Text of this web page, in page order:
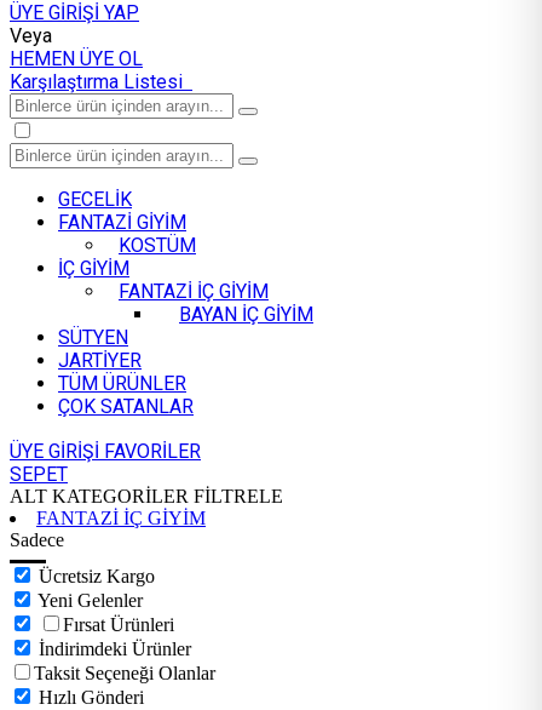
ÜYE GİRİŞİ YAP
Veya
HEMEN ÜYE OL
Karşılaştırma Listesi
GECELİK
FANTAZİ GİYİM
KOSTÜM
İÇ GİYİM
FANTAZİ İÇ GİYİM
BAYAN İÇ GİYİM
SÜTYEN
JARTİYER
TÜM ÜRÜNLER
ÇOK SATANLAR
ÜYE GİRİŞİ FAVORİLER
SEPET
ALT KATEGORİLER FİLTRELE
FANTAZİ İÇ GİYİM
Sadece
Ücretsiz Kargo
Yeni Gelenler
Fırsat Ürünleri
İndirimdeki Ürünler
Taksit Seçeneği Olanlar
Hızlı Gönderi